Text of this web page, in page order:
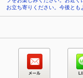
お立ち寄りください。今後と